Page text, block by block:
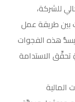
للشركة،
بين طريقة عمل
هذه الفجوات
الاستدامة
المالية